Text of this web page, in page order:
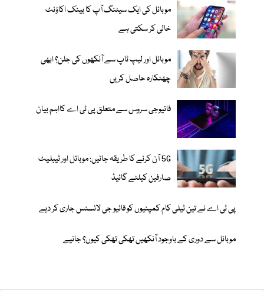
موبائل کی ایک سیٹنگ آپ کا بینک اکاؤنٹ
خالی کر سکتی ہے
موبائل اور لیپ ٹاپ سے آنکھوں کی جلن؟ ابھی
چھٹکارہ حاصل کریں
فائیوجی سروس سے متعلق پی ٹی اے کااہم بیان
5G آن کرنے کا طریقہ جانیں: موبائل اور ٹیبلیٹ
صارفین کیلئے گائیڈ
پی ٹی اے نے تین ٹیلی کام کمپنیوں کو فائیو جی لائسنس جاری کر دیے
موبائل سے دوری کے باوجود آنکھیں تھکی تھکی کیوں؟ جانیے